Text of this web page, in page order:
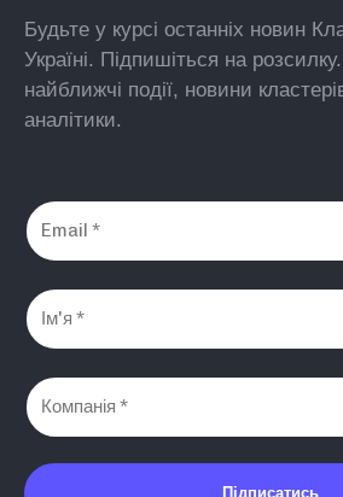
Будьте у курсі останніх новин
Україні. Підпишіться на
найближчі події, новини
аналітики.
Підписатись